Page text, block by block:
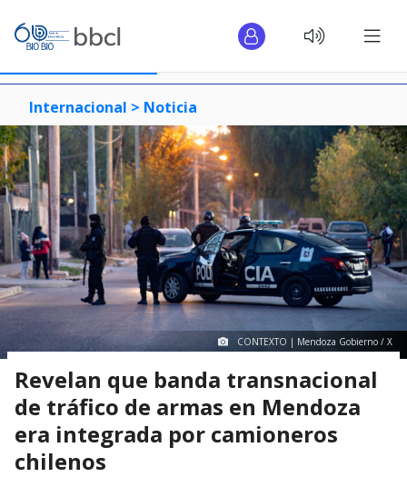
Internacional > Noticia
CONTEXTO | Mendoza Gobierno / X
Revelan que banda transnacional
de tráfico de armas en Mendoza
era integrada por camioneros
chilenos